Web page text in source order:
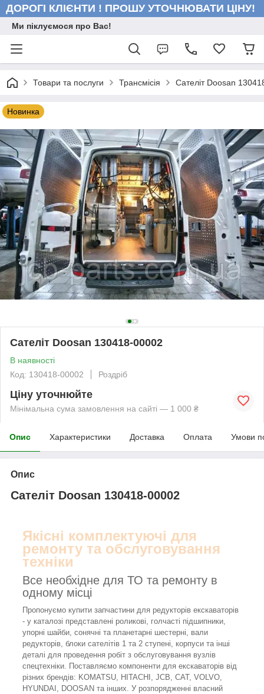
ДОРОГІ КЛІЄНТИ ! ПРОШУ УТОЧНЮВАТИ ЦІНУ!
Ми піклуємося про Вас!
Товари та послуги Трансмісія Сателіт Doosan
Новинка
Сателіт Doosan 130418-00002
В наявності
Код: 130418-00002
Роздріб
Ціну уточнюйте
Мінімальна сума замовлення на сайті — 1 000 ₴
Опис Характеристики Доставка Оплата Умови
Опис
Сателіт Doosan 130418-00002
Якісні комплектуючі для
ремонту та обслуговування
техніки
Все необхідне для ТО та ремонту в
одному місці
Пропонуємо купити запчастини для редукторів екскаваторів
- у каталозі представлені роликові, голчасті підшипники,
упорні шайби, сонячні та планетарні шестерні, вали
редукторів, блоки сателітів 1 та 2 ступені, корпуси та інші
деталі для проведення робіт з обслуговування вузлів
спецтехніки. Поставляємо компоненти для екскаваторів від
різних брендів: KOMATSU, HITACHI, JCB, CAT, VOLVO,
HYUNDAI, DOOSAN та інших. У розпорядженні власний